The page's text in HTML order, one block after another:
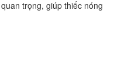
trọng, giúp thiếc nóng